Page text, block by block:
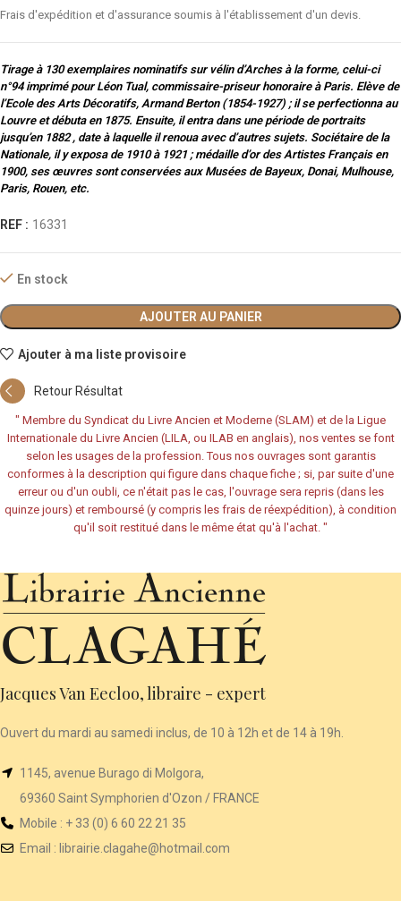
Frais d'expédition et d'assurance soumis à l'établissement d'un devis.
Tirage à 130 exemplaires nominatifs sur vélin d’Arches à la forme, celui-ci
n°94 imprimé pour Léon Tual, commissaire-priseur honoraire à Paris. Elève de
l’Ecole des Arts Décoratifs, Armand Berton (1854-1927) ; il se perfectionna au
Louvre et débuta en 1875. Ensuite, il entra dans une période de portraits
jusqu’en 1882 , date à laquelle il renoua avec d’autres sujets. Sociétaire de la
Nationale, il y exposa de 1910 à 1921 ; médaille d’or des Artistes Français en
1900, ses œuvres sont conservées aux Musées de Bayeux, Donai, Mulhouse,
Paris, Rouen, etc.
REF : 16331
En stock
AJOUTER AU PANIER
Ajouter à ma liste provisoire
Retour Résultat
" Membre du Syndicat du Livre Ancien et Moderne (SLAM) et de la Ligue
Internationale du Livre Ancien (LILA, ou ILAB en anglais), nos ventes se font
selon les usages de la profession. Tous nos ouvrages sont garantis
conformes à la description qui figure dans chaque fiche ; si, par suite d'une
erreur ou d'un oubli, ce n'était pas le cas, l'ouvrage sera repris (dans les
quinze jours) et remboursé (y compris les frais de réexpédition), à condition
qu'il soit restitué dans le même état qu'à l'achat. "
Jacques Van Eecloo, libraire - expert
Ouvert du mardi au samedi inclus, de 10 à 12h et de 14 à 19h.
1145, avenue Burago di Molgora,
69360 Saint Symphorien d'Ozon / FRANCE
Mobile : + 33 (0) 6 60 22 21 35
Email : librairie .clagahe@hotmail.com